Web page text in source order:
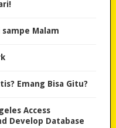
Malam
Emang Bisa Gitu?
Access
Develop Database